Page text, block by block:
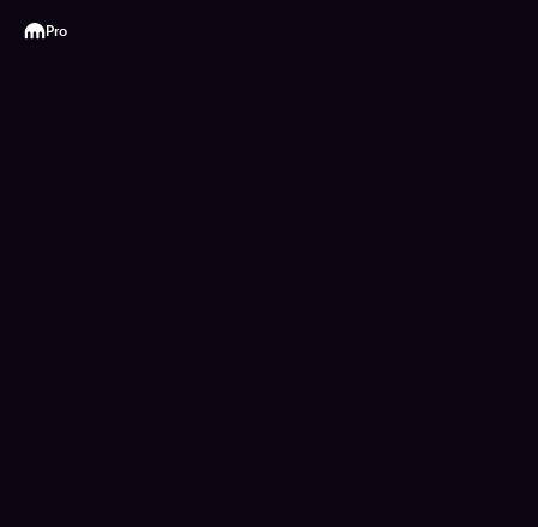
Kraken
Pro